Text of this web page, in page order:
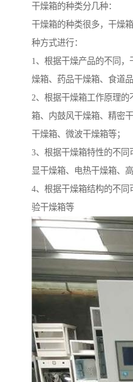
干燥箱的种类分几种：
干燥箱的种类很多，干燥
种方式进行：
1、根据干燥产品的不同
燥箱、药品干燥箱、食道品
2、根据干燥箱工作原理
箱、内鼓风干燥箱、精密
干燥箱、微波干燥箱等；
3、根据干燥箱特性的不
显干燥箱、电热干燥箱、
4、根据干燥箱结构的不
验干燥箱等